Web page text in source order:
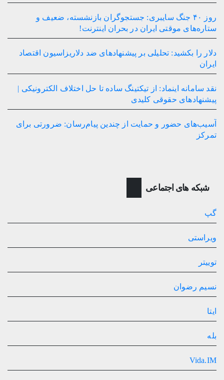
روز ۴۰ جنگ سایبری: جستجوگران بازنشسته، ضعیف و
ستاره‌های موقتی ایران در بحران اینترنت!
دلار را بکشید: تحلیلی بر پیشنهادهای ضد دلاریزاسیون اقتصاد
ایران
نقد سامانه اینماد: از تیکتینگ ساده تا حل اختلاف الکترونیکی |
پیشنهادهای حقوقی کلیدی
آسیب‌های حضور و حمایت از چندین پیام‌رسان: ضرورتی برای
تمرکز
شبکه های اجتماعی
گپ
ویراستی
توییتر
نسیم رضوان
ایتا
بله
Vida.IM